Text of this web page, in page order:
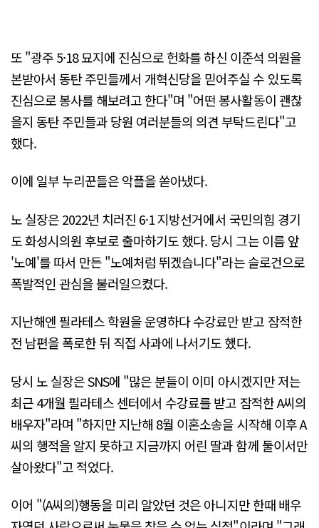
또 "광주 5·18 묘지에 진심으로 헌화를 하신 이준석 의원을
본받아서 동탄 주민들께서 개혁신당을 믿어주실 수 있도록
진심으로 봉사를 해보려고 한다"며 "어떤 봉사활동이 괜찮
을지 동탄 주민들과 당원 여러분들의 의견 부탁드린다"고
했다.
이에 일부 누리꾼들은 악플을 쏟아냈다.
노 실장은 2022년 치러진 6·1 지방선거에서 국민의힘 경기
도 화성시의원 후보로 출마하기도 했다. 당시 그는 이름 앞
'노예'를 따서 만든 "노예처럼 뛰겠습니다"라는 슬로건으로
폭발적인 관심을 불러일으켰다.
지난해엔 필라테스 학원을 운영하다 수강료만 받고 잠적한
전 남편을 폭로한 뒤 직접 사과에 나서기도 했다.
당시 노 실장은 SNS에 "많은 분들이 이미 아시겠지만 저는
최근 4개월 필라테스 센터에서 수강료를 받고 잠적한 A씨의
배우자"라며 "하지만 지난해 8월 이혼소송을 시작해 이후 A
씨의 행적을 알지 못하고 지금까지 어린 딸과 함께 둘이서만
살아왔다"고 적었다.
이어 "(A씨의)행동을 미리 알았던 것은 아니지만 한때 배우